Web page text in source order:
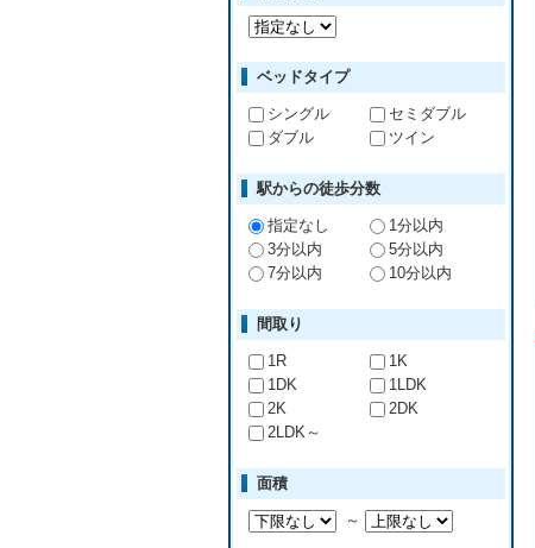
ベッドタイプ
シングル
セミダブル
ダブル
ツイン
駅からの徒歩分数
指定なし
1分以内
3分以内
5分以内
7分以内
10分以内
間取り
1R
1K
1DK
1LDK
2K
2DK
2LDK～
面積
～